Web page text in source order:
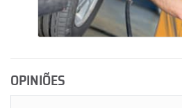
OPINIÕES